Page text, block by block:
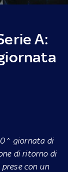
A:
giornata di
di ritorno di
con un